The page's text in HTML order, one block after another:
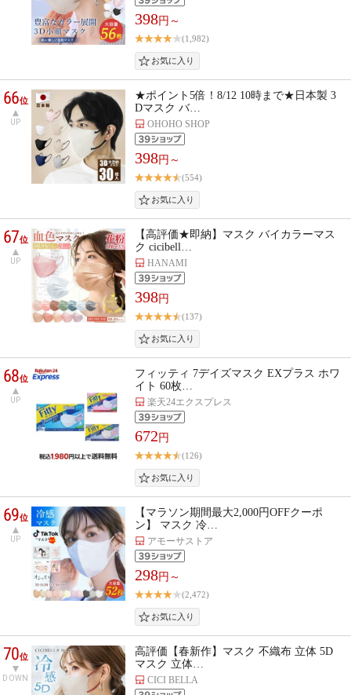
398円～
(1,982)
66位
UP
★ポイント5倍！8/12 10時まで★日本製 3
Dマスク バ…
OHOHO SHOP
398円～
(554)
67位
UP
【高評価★即納】マスク バイカラーマス
ク cicibell…
HANAMI
398円
(137)
68位
UP
フィッティ 7デイズマスク EXプラス ホワ
イト 60枚…
楽天24エクスプレス
672 円
(126)
69位
UP
【マラソン期間最大2,000円OFFクーポ
ン】 マスク 冷…
アモーサストア
298円～
(2,472)
70位
DOWN
高評価【春新作】マスク 不織布 立体 5D
マスク 立体…
CICI BELLA